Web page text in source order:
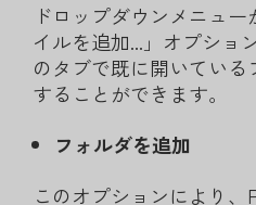
ドロップダウンメニュ
イルを追加...」オプショ
のタブで既に開いてい
することができます。
フォルダを追加
このオプションにより